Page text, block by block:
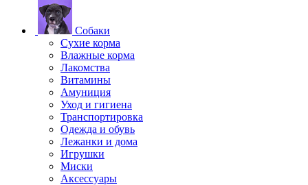
Собаки
Сухие корма
Влажные корма
Лакомства
Витамины
Амуниция
Уход и гигиена
Транспортировка
Одежда и обувь
Лежанки и дома
Игрушки
Миски
Аксессуары